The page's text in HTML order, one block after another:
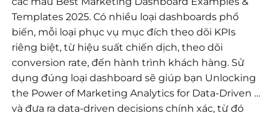
Templates 2025. Có nhiều loại dashboards phổ
biến, mỗi loại phục vụ mục đích theo dõi KPIs
riêng biệt, từ hiệu suất chiến dịch, theo dõi
conversion rate, đến hành trình khách hàng. Sử
dụng đúng loại dashboard sẽ giúp bạn Unlocking
the Power of Marketing Analytics for Data-Driven …
và đưa ra data-driven decisions chính xác, từ đó